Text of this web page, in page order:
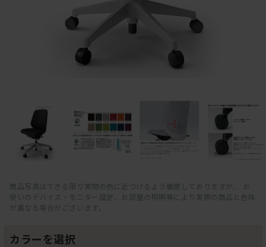
商品写真はできる限り実物の色に近づけるよう徹底しておりますが、 お
使いのデバイス・モニター設定、お部屋の照明等により実際の商品と色味
が異なる場合がございます。
カラーを選択